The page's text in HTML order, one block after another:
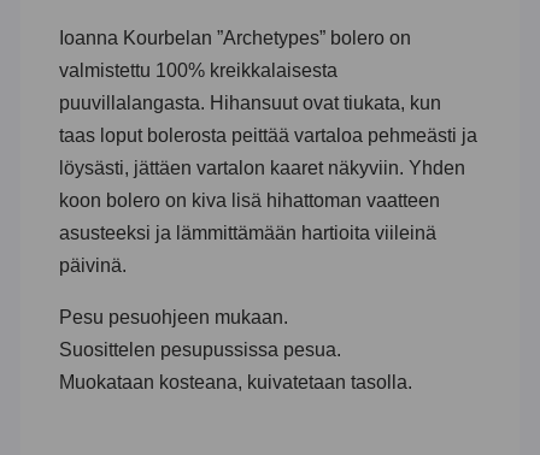
Ioanna Kourbelan ”Archetypes” bolero on
valmistettu 100% kreikkalaisesta
puuvillalangasta. Hihansuut ovat tiukata, kun
taas loput bolerosta peittää vartaloa pehmeästi ja
löysästi, jättäen vartalon kaaret näkyviin. Yhden
koon bolero on kiva lisä hihattoman vaatteen
asusteeksi ja lämmittämään hartioita viileinä
päivinä.
Pesu pesuohjeen mukaan.
Suosittelen pesupussissa pesua.
Muokataan kosteana, kuivatetaan tasolla.